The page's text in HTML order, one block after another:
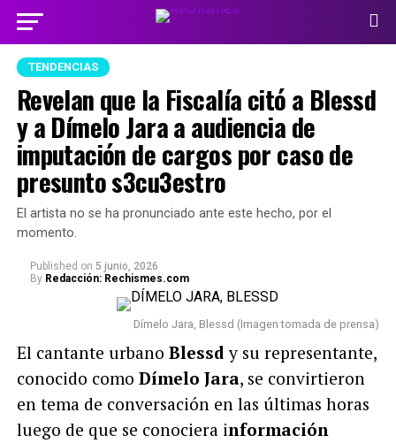
TENDENCIAS
Revelan que la Fiscalía citó a Blessd
y a Dímelo Jara a audiencia de
imputación de cargos por caso de
presunto s3cu3estro
El artista no se ha pronunciado ante este hecho, por el
momento.
Published on 5 junio, 2026
By Redacción: Rechismes.com
Dímelo Jara, Blessd (Imagen tomada de prensa)
El cantante urbano Blessdy su representante,
conocido como Dímelo Jara, se convirtieron
en tema de conversación en las últimas horas
luego de que se conociera información